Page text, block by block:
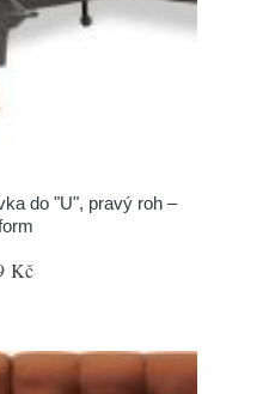
do "U", pravý roh –
Kč